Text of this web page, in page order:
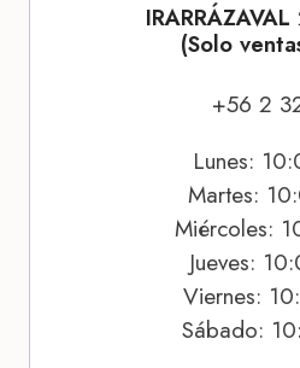
(Solo
+56 2
Lunes:
Martes:
Miércoles:
Jueves:
Viernes:
Sábado: